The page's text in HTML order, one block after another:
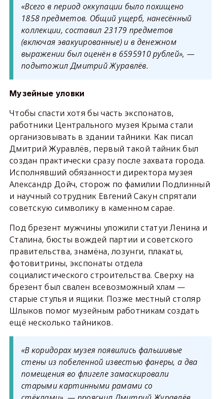
«Всего в период оккупации было похищено
1858 предметов. Общий ущерб, нанесённый
коллекции, составил 23179 предметов
(включая эвакуированные) и в денежном
выражении был оценён в 6595910 рублей», —
подытожил Дмитрий Журавлёв.
Музейные уловки
Чтобы спасти хотя бы часть экспонатов,
работники Центрального музея Крыма стали
организовывать в здании тайники. Как писал
Дмитрий Журавлёв, первый такой тайник был
создан практически сразу после захвата города.
Исполнявший обязанности директора музея
Александр Дойч, сторож по фамилии Подлинный
и научный сотрудник Евгений Сакун спрятали
советскую символику в каменном сарае.
Под брезент мужчины уложили статуи Ленина и
Сталина, бюсты вождей партии и советского
правительства, знамёна, лозунги, плакаты,
фотовитрины, экспонаты отдела
социалистического строительства. Сверху на
брезент был свален всевозможный хлам —
старые стулья и ящики. Позже местный столяр
Шлыков помог музейным работникам создать
ещё несколько тайников.
«В коридорах музея появились фальшивые
стены из побеленной известью фанеры, а два
помещения во флигеле замаскировали
старыми картинными рамами со